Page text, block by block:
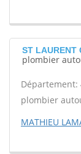
ST LAURENT
plombier
Département:
plombier
MATHIEU